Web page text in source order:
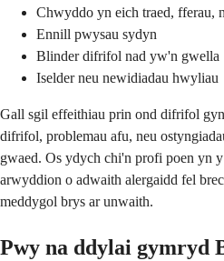
Chwyddo yn eich traed, fferau,
Ennill pwysau sydyn
Blinder difrifol nad yw'n gwella
Iselder neu newidiadau hwyliau
Gall sgil effeithiau prin ond difrifol
difrifol, problemau afu, neu
gwaed. Os ydych chi'n profi poen yn
arwyddion o adwaith alergaidd fel
meddygol brys ar unwaith.
Pwy na ddylai gymryd